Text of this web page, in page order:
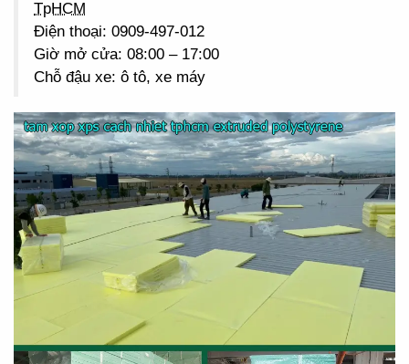
TpHCM
Điện thoại: 0909-497-012
Giờ mở cửa: 08:00 – 17:00
Chỗ đậu xe: ô tô, xe máy